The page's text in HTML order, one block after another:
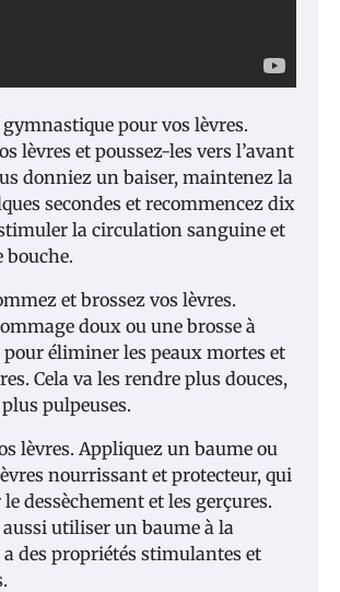
gymnastique pour vos lèvres.
lèvres et poussez-les vers l’avant
donniez un baiser, maintenez la
secondes et recommencez dix
la circulation sanguine et
bouche.
et brossez vos lèvres.
doux ou une brosse à
pour éliminer les peaux mortes et
Cela va les rendre plus douces,
pulpeuses.
lèvres. Appliquez un baume ou
nourrissant et protecteur, qui
dessèchement et les gerçures.
aussi utiliser un baume à la
des propriétés stimulantes et